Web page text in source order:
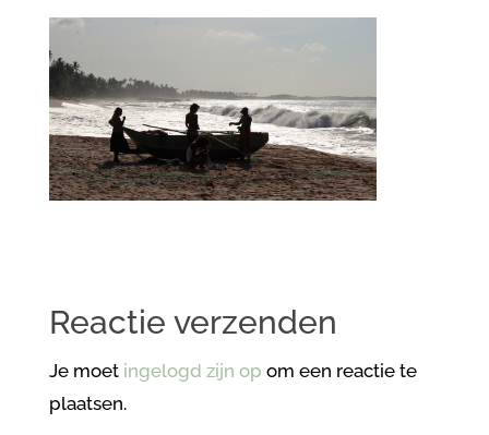
Reactie verzenden
Je moet ingelogd zijn op om een reactie te
plaatsen.